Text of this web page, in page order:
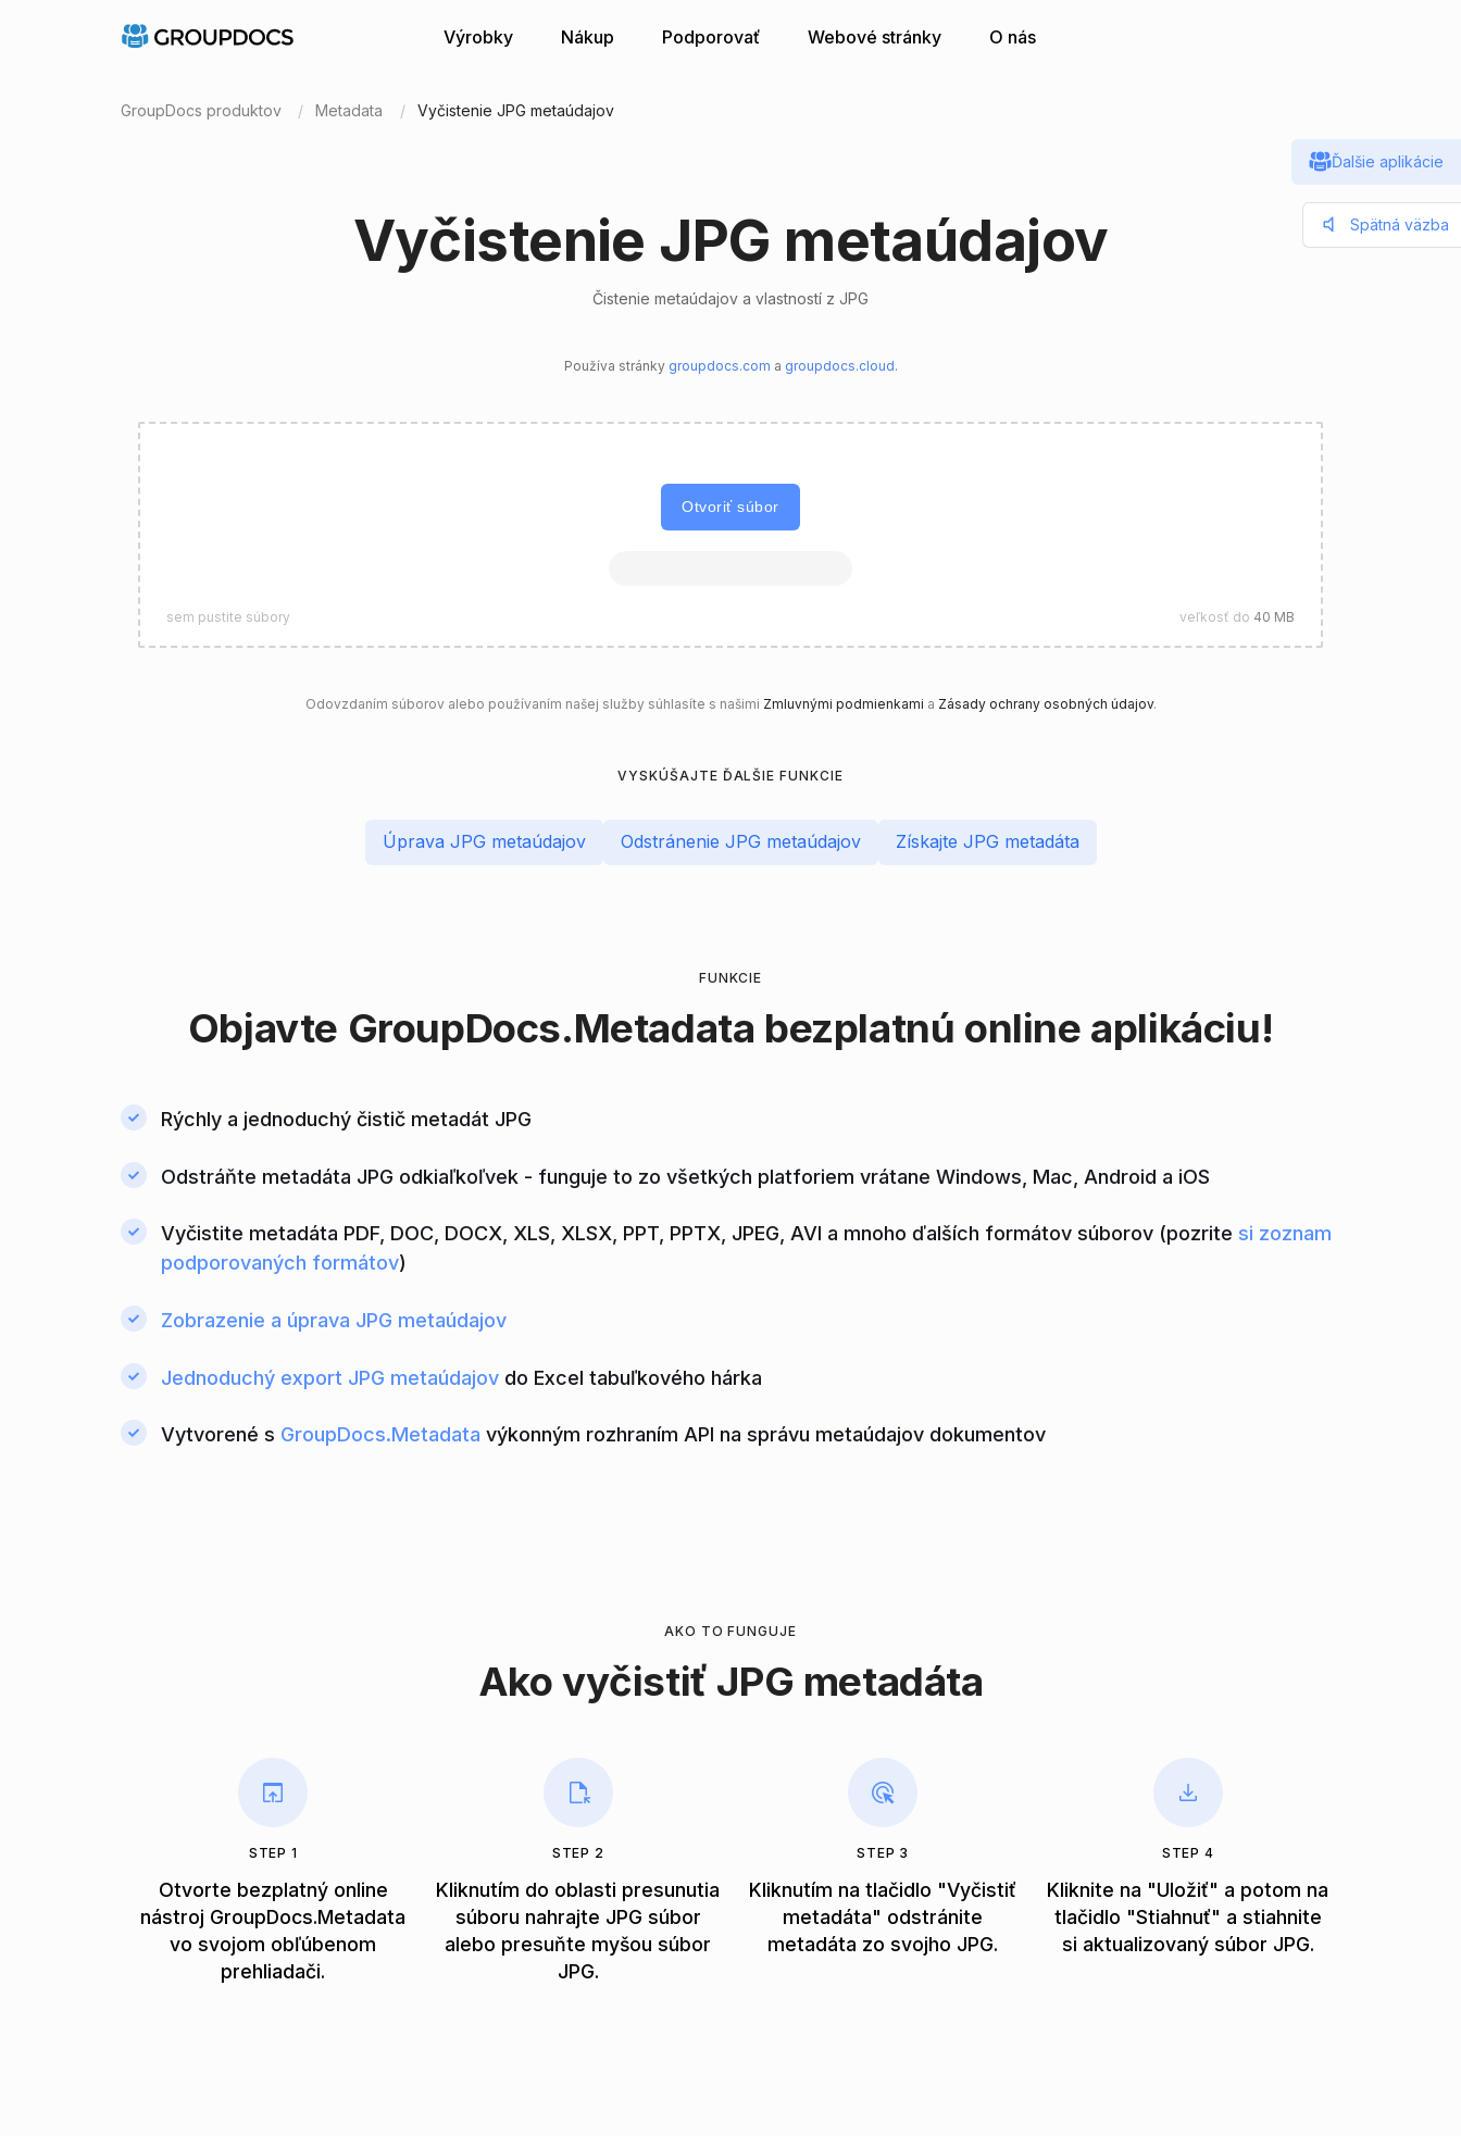
Výrobky Nákup Podporovať Webové stránky O nás
GroupDocs produktov Metadata Vyčistenie JPG metaúdajov
Vyčistenie JPG metaúdajov
Čistenie metaúdajov a vlastností z JPG
Používa stránky groupdocs.com a groupdocs.cloud.
Otvoriť súbor
sem pustite súbory veľkosť do 40 MB
Odovzdaním súborov alebo používaním našej služby súhlasíte s našimi Zmluvnými podmienkami a Zásady ochrany osobných údajov.
VYSKÚŠAJTE ĎALŠIE FUNKCIE
Úprava JPG metaúdajov Odstránenie JPG metaúdajov Získajte JPG metadáta
FUNKCIE
Objavte GroupDocs.Metadata bezplatnú online aplikáciu!
Rýchly a jednoduchý čistič metadát JPG
Odstráňte metadáta JPG odkiaľkoľvek - funguje to zo všetkých platforiem vrátane Windows, Mac, Android a iOS
Vyčistite metadáta PDF, DOC, DOCX, XLS, XLSX, PPT, PPTX, JPEG, AVI a mnoho ďalších formátov súborov (pozrite si zoznam
podporovaných formátov)
Zobrazenie a úprava JPG metaúdajov
Jednoduchý export JPG metaúdajovdo Excel tabuľkového hárka
Vytvorené s GroupDocs.Metadata výkonným rozhraním API na správu metaúdajov dokumentov
AKO TO FUNGUJE
Ako vyčistiť JPG metadáta
STEP 1
Otvorte bezplatný online
nástroj GroupDocs.Metadata
vo svojom obľúbenom
prehliadači.
STEP 2
Kliknutím do oblasti presunutia
súboru nahrajte JPG súbor
alebo presuňte myšou súbor
JPG.
STEP 3
Kliknutím na tlačidlo "Vyčistiť
metadáta" odstránite
metadáta zo svojho JPG.
STEP 4
Kliknite na "Uložiť" a potom na
tlačidlo "Stiahnuť" a stiahnite
si aktualizovaný súbor JPG.
Ďalšie aplikácie
Spätná väzba